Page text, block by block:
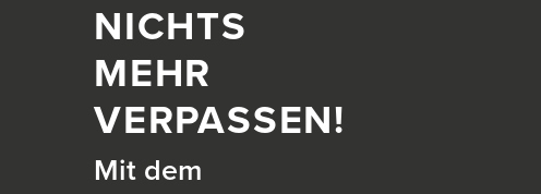
NICHTS
MEHR
VERPASSEN!
Mit dem